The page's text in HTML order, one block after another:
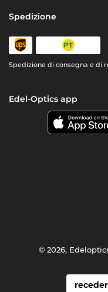
Spedizione
Spedizione di consegna e di
Edel-Optics app
© 2026,